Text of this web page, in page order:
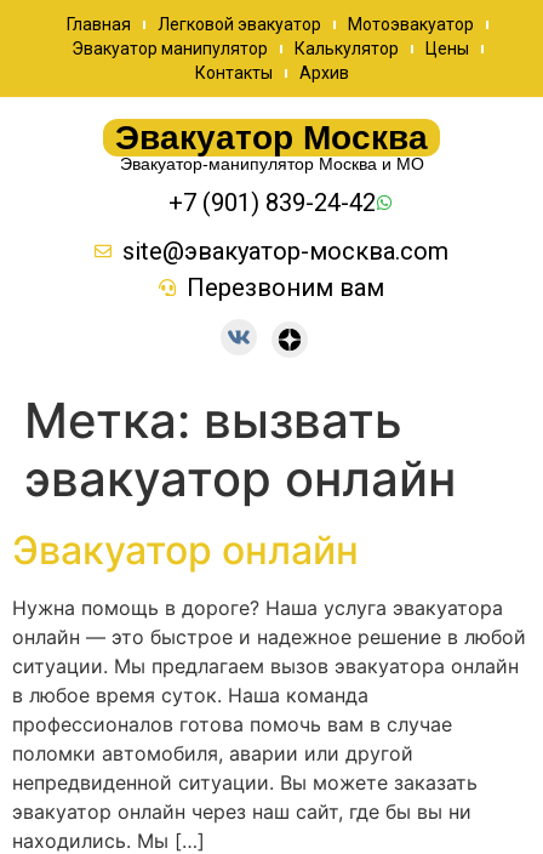
Главная Легковой эвакуатор
Мотоэвакуатор
Эвакуатор манипулятор
Калькулятор
Цены
Контакты
Архив
Эвакуатор Москва
Эвакуатор-манипулятор Москва и МО
+7 (901) 839-24-42
site@эвакуатор-москва.com
Перезвоним вам
Метка: вызвать
эвакуатор онлайн
Эвакуатор онлайн
Нужна помощь в дороге? Наша услуга эвакуатора
онлайн — это быстрое и надежное решение в любой
ситуации. Мы предлагаем вызов эвакуатора онлайн
в любое время суток. Наша команда
профессионалов готова помочь вам в случае
поломки автомобиля, аварии или другой
непредвиденной ситуации. Вы можете заказать
эвакуатор онлайн через наш сайт, где бы вы ни
находились. Мы […]